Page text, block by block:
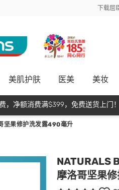
下载屈
美肌护肤 医美 美妆
净额消费满$399，免费送货上门！
坚果修护洗发露490毫升
NATURALS
摩洛哥坚果